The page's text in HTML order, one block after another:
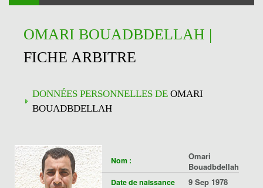
OMARI BOUADBDELLAH |
FICHE ARBITRE
DONNÉES PERSONNELLES DE OMARI
BOUADBDELLAH
Nom :
Omari
Bouadbdellah
Date de naissance 9 Sep 1978